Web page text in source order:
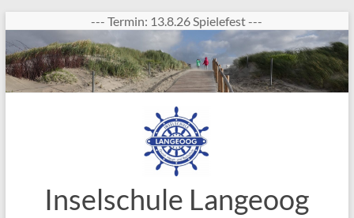
Inhalt
springen
--- Termin: 13.8.26 Spielefest ---
Inselschule Langeoog